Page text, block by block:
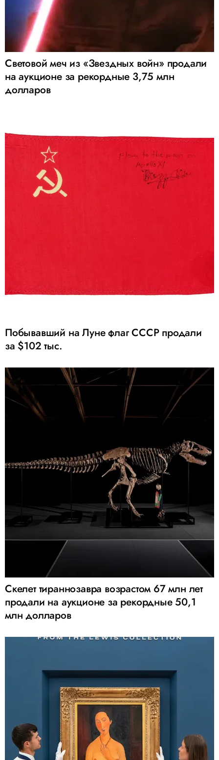
Световой меч из «Звездных войн» продали
на аукционе за рекордные 3,75 млн
долларов
Побывавший на Луне флаг СССР продали
за $102 тыс.
Скелет тираннозавра возрастом 67 млн лет
продали на аукционе за рекордные 50,1
млн долларов